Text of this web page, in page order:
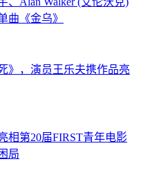
曲《金乌》
》，演员王乐夫携作品亮
相第20届FIRST青年电影
局